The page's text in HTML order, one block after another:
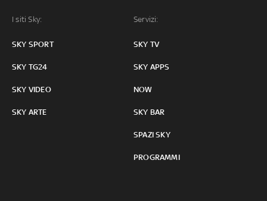
I siti Sky:
SKY SPORT
SKY TG24
SKY VIDEO
SKY ARTE
Servizi:
SKY TV
SKY APPS
NOW
SKY BAR
SPAZI SKY
PROGRAMMI